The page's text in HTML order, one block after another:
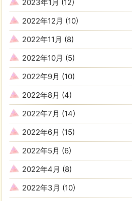
2023年1月 (12)
2022年12月 (10)
2022年11月 (8)
2022年10月 (5)
2022年9月 (10)
2022年8月 (4)
2022年7月 (14)
2022年6月 (15)
2022年5月 (6)
2022年4月 (8)
2022年3月 (10)